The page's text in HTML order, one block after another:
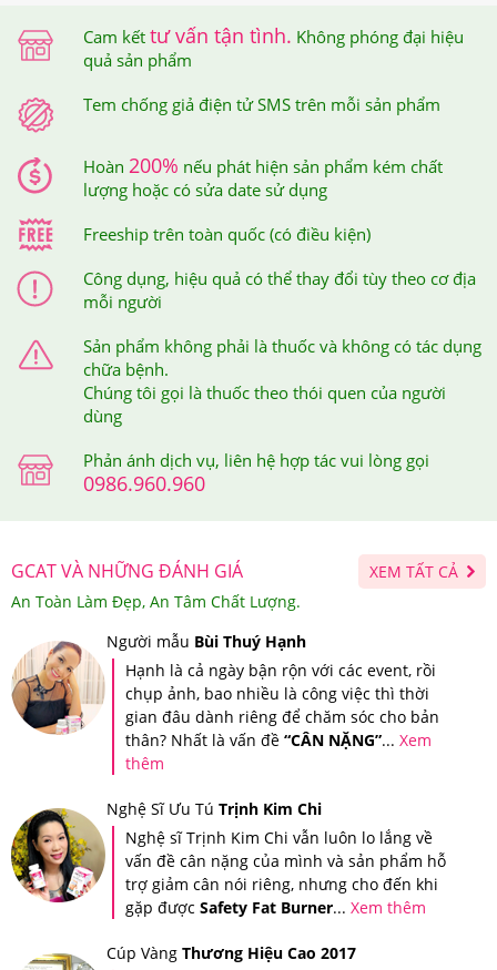
Tem chống giả điện tử SMS trên mỗi sản phẩm
Khi cào lớp tem này ra thì bạn sẽ nhận được mã số của
cú pháp hướng dẫn trên tem và gửi đến 7039 để được
Sau khi bạn đã soạn tin nhắn mã số gửi đi thì tổng đài sẽ
gửi trả về cho bạn tin nhắn xác thực sản phẩm bạn vừa
mua tại Hệ thống Giảm Cân An Toàn.
Tin nhắn xác thực sản phẩm khi bạn mua hàng tại Hệ thống
Cam kết tư vấn tận tình. Không phóng đại hiệu
quả sản phẩm
Tem chống giả điện tử SMS trên mỗi sản phẩm
Hoàn 200% nếu phát hiện sản phẩm kém chất
lượng hoặc có sửa date sử dụng
Freeship trên toàn quốc (có điều kiện)
Công dụng, hiệu quả có thể thay đổi tùy theo cơ địa
mỗi người
Sản phẩm không phải là thuốc và không có tác dụng
chữa bệnh.
Chúng tôi gọi là thuốc theo thói quen của người
dùng
Phản ánh dịch vụ, liên hệ hợp tác vui lòng gọi
0986.960.960
GCAT VÀ NHỮNG ĐÁNH GIÁ
An Toàn Làm Đẹp, An Tâm Chất Lượng.
XEM TẤT CẢ
Người mẫu Bùi Thuý Hạnh
Hạnh là cả ngày bận rộn với các event, rồi
chụp ảnh, bao nhiều là công việc thì thời
gian đâu dành riêng để chăm sóc cho bản
thân? Nhất là vấn đề “CÂN NẶNG”... Xem
thêm
Nghệ Sĩ Ưu Tú Trịnh Kim Chi
Nghệ sĩ Trịnh Kim Chi vẫn luôn lo lắng về
vấn đề cân nặng của mình và sản phẩm hỗ
trợ giảm cân nói riêng, nhưng cho đến khi
gặp được Safety Fat Burner... Xem thêm
Cúp Vàng Thương Hiệu Cao 2017